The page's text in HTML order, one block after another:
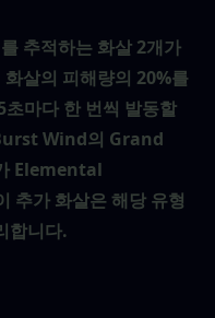
추적하는 화살 2개가
살의 피해량의 20%를
마다 한 번씩 발동할
Wind의 Grand
Elemental
가 화살은 해당 유형
합니다.